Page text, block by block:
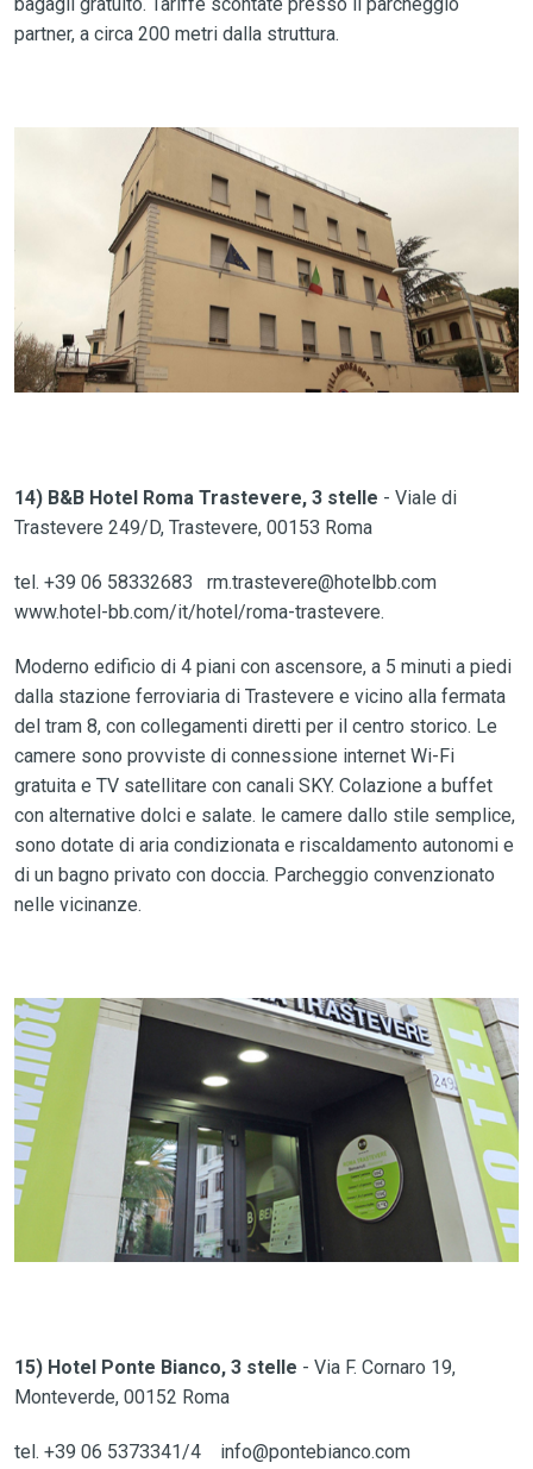
partner, a circa 200 metri dalla struttura.
14) B&B Hotel Roma Trastevere, 3 stelle - Viale di
Trastevere 249/D, Trastevere, 00153 Roma
tel. +39 06 58332683 rm.trastevere@hotelbb.com
www.hotel-bb.com/it/hotel/roma-trastevere.
Moderno edificio di 4 piani con ascensore, a 5 minuti a piedi
dalla stazione ferroviaria di Trastevere e vicino alla fermata
del tram 8, con collegamenti diretti per il centro storico. Le
camere sono provviste di connessione internet Wi-Fi
gratuita e TV satellitare con canali SKY. Colazione a buffet
con alternative dolci e salate. le camere dallo stile semplice,
sono dotate di aria condizionata e riscaldamento autonomi e
di un bagno privato con doccia. Parcheggio convenzionato
nelle vicinanze.
15) Hotel Ponte Bianco, 3 stelle - Via F. Cornaro 19,
Monteverde, 00152 Roma
tel. +39 06 5373341/4 info@pontebianco.com